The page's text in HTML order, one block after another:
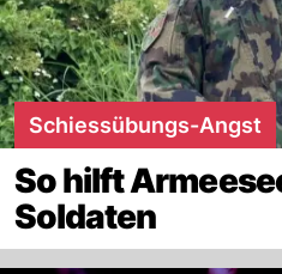
Schiessübungs-Angst
So hilft
Soldaten